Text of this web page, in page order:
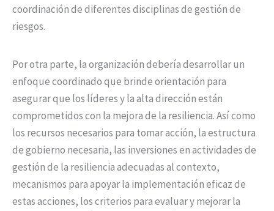
coordinación de diferentes disciplinas de gestión de
riesgos.
Por otra parte, la organización debería desarrollar un
enfoque coordinado que brinde orientación para
asegurar que los líderes y la alta dirección están
comprometidos con la mejora de la resiliencia. Así como
los recursos necesarios para tomar acción, la estructura
de gobierno necesaria, las inversiones en actividades de
gestión de la resiliencia adecuadas al contexto,
mecanismos para apoyar la implementación eficaz de
estas acciones, los criterios para evaluar y mejorar la